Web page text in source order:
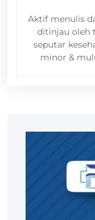
Aktif menulis
ditinjau oleh
seputar
minor &